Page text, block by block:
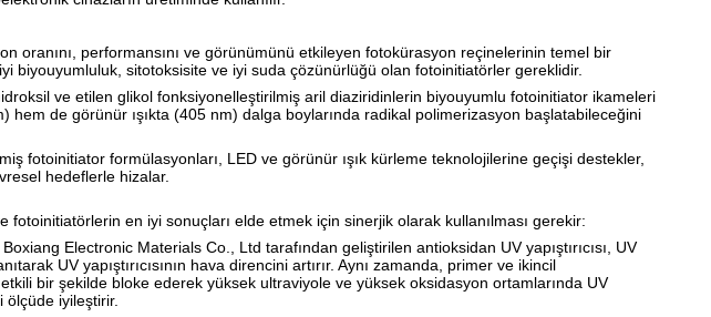
oranını, performansını ve görünümünü etkileyen fotokürasyon reçinelerinin temel bir
biyouyumluluk, sitotoksisite ve iyi suda çözünürlüğü olan fotoinitiatörler gereklidir.
ve etilen glikol fonksiyonelleştirilmiş aril diaziridinlerin biyouyumlu fotoinitiator ikameleri
hem de görünür ışıkta (405 nm) dalga boylarında radikal polimerizasyon başlatabileceğini
fotoinitiator formülasyonları, LED ve görünür ışık kürleme teknolojilerine geçişi destekler,
hedeflerle hizalar.
fotoinitiatörlerin en iyi sonuçları elde etmek için sinerjik olarak kullanılması gerekir:
Electronic Materials Co., Ltd tarafından geliştirilen antioksidan UV yapıştırıcısı, UV
UV yapıştırıcısının hava direncini artırır. Aynı zamanda, primer ve ikincil
bir şekilde bloke ederek yüksek ultraviyole ve yüksek oksidasyon ortamlarında UV
ölçüde iyileştirir.